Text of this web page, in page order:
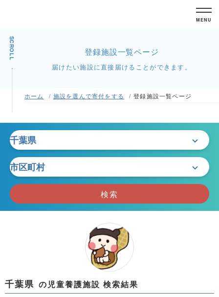
MENU
SCROLL 登録施設一覧ページ
届けたい施設に直接届けることができます。
ホーム 施設を選んで寄付をする 登録施設一覧ページ
検索
千葉県 の児童養護施設 検索結果